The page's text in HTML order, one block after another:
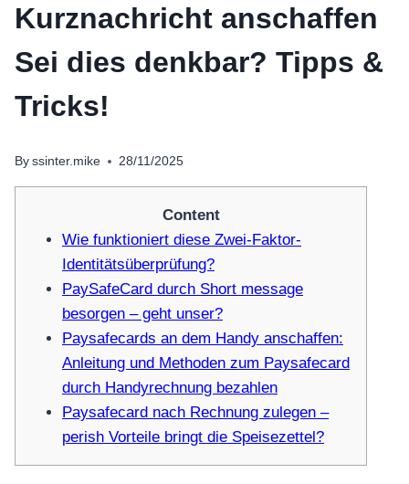
สินค้าตามแบรนด์
Kurznachricht anschaffen
Sei dies denkbar? Tipps &
Tricks!
By ssinter.mike 28/11/2025
Content
Wie funktioniert diese Zwei-Faktor-
Identitätsüberprüfung?
PaySafeCard durch Short message
besorgen – geht unser?
Paysafecards an dem Handy anschaffen:
Anleitung und Methoden zum Paysafecard
durch Handyrechnung bezahlen
Paysafecard nach Rechnung zulegen –
perish Vorteile bringt die Speisezettel?